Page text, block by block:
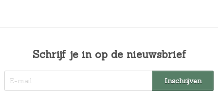
Schrijf je in op de nieuwsbrief